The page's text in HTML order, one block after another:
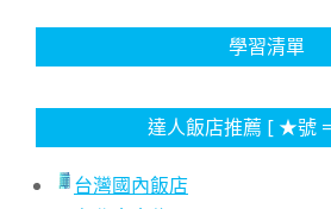
學習清單
達人飯店推薦 [ ★號
台灣國內飯店